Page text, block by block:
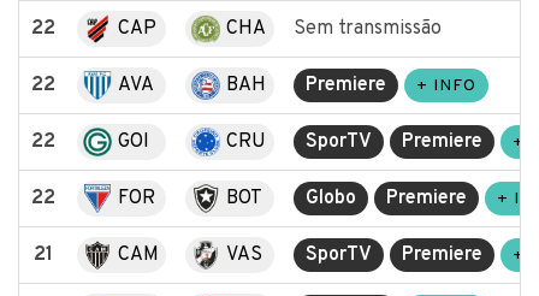
22 CAP CHA Sem transmissão
22 AVA BAH Premiere + INFO
22 GOI CRU SporTV Premiere +
22 FOR BOT Globo Premiere +
21 CAM VAS SporTV Premiere +